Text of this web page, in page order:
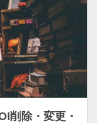
削除・変更・